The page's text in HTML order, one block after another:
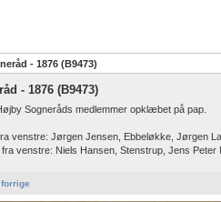
- 1876 (B9473)
- 1876 (B9473)
Sogneråds medlemmer opklæbet på pap.
venstre: Jørgen Jensen, Ebbeløkke, Jørgen
venstre: Niels Hansen, Stenstrup, Jens Peter
forrige